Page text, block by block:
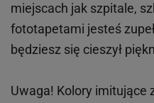
miejscach jak szpitale,
fototapetami jesteś
będziesz się cieszył
Uwaga! Kolory imitujące